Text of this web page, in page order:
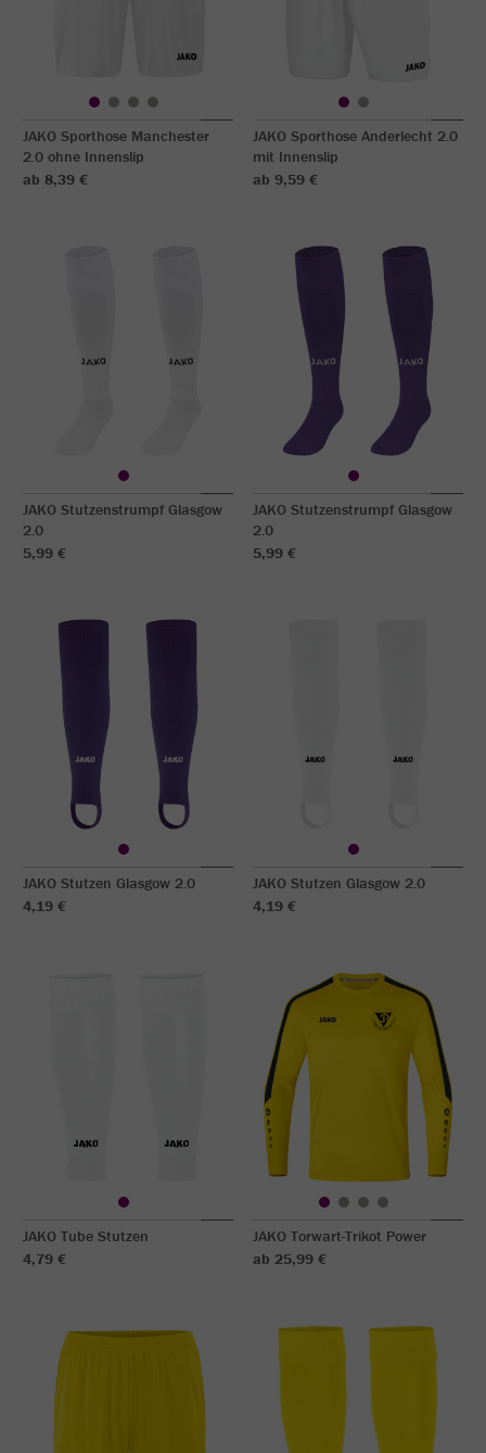
JAKO Sporthose Manchester
2.0 ohne Innenslip
ab 8,39 €
JAKO Sporthose Anderlecht 2.0
mit Innenslip
ab 9,59 €
JAKO Stutzenstrumpf Glasgow
2.0
5,99 €
JAKO Stutzenstrumpf Glasgow
2.0
5,99 €
JAKO Stutzen Glasgow 2.0
4,19 €
JAKO Stutzen Glasgow 2.0
4,19 €
JAKO Tube Stutzen
4,79 €
JAKO Torwart-Trikot Power
ab 25,99 €